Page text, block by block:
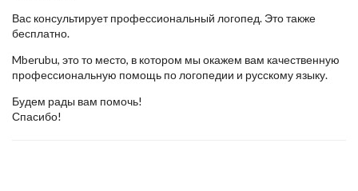
Вас консультирует профессиональный логопед. Это также
бесплатно.
Mberubu, это то место, в котором мы окажем вам качественную
профессиональную помощь по логопедии и русскому языку.
Будем рады вам помочь!
Спасибо!